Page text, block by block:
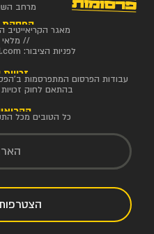
מרחב
הפסקת
מאגר הקריאייטיב
// מלאי
לפניות הציבור:
עבודות הפרסום המתפרסמות
בהתאם לחוק זכויות
כל הטובים מכל